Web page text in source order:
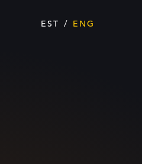
EST ENG